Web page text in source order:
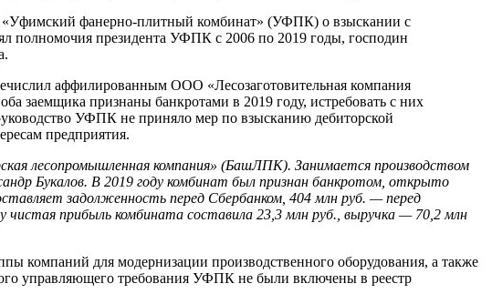
«Уфимский фанерно-плитный комбинат» (УФПК) о взыскании с
полномочия президента УФПК с 2006 по 2019 годы, господин
аффилированным ООО «Лесозаготовительная компания
заемщика признаны банкротами в 2019 году, истребовать с них
УФПК не приняло мер по взысканию дебиторской
предприятия.
лесопромышленная компания» (БашЛПК). Занимается производством
Букалов. В 2019 году комбинат был признан банкротом, открыто
задолженность перед Сбербанком, 404 млн руб. — перед
прибыль комбината составила 23,3 млн руб., выручка — 70,2 млн
компаний для модернизации производственного оборудования, а также
управляющего требования УФПК не были включены в реестр